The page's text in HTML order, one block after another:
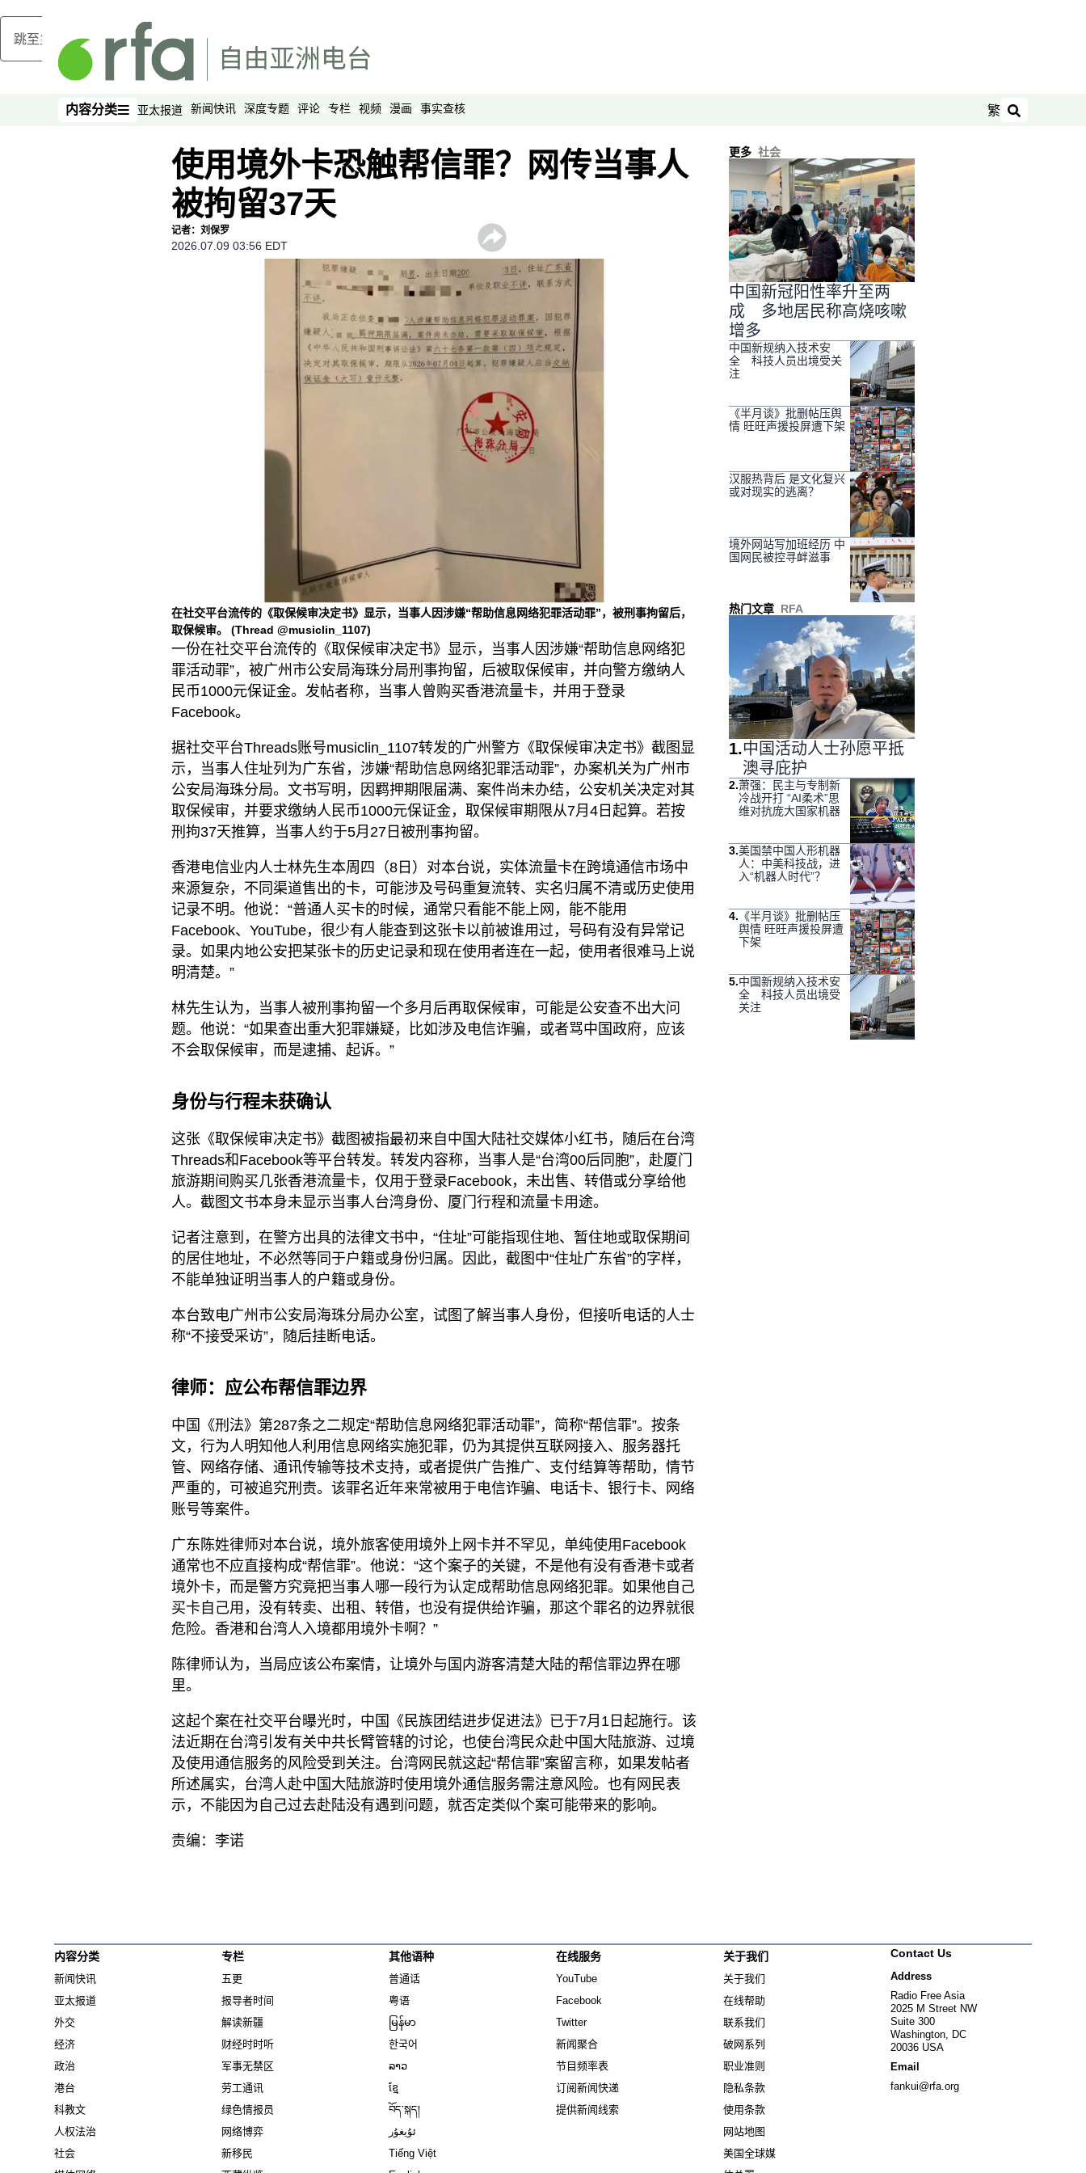
跳至主内容
内容分类
内容分类 亚太报道 新闻快讯 深度专题 评论 专栏 视频 漫画 事实查核 繁
搜索
观点
专题与访谈
使用境外卡恐触帮信罪？网传当事人
被拘留37天
记者：刘保罗
2026.07.09 03:56 EDT
在社交平台流传的《取保候审决定书》显示，当事人因涉嫌“帮助信息网络犯罪活动罪”，被刑事拘留后，
取保候审。 (Thread @musiclin_1107)
一份在社交平台流传的《取保候审决定书》显示，当事人因涉嫌“帮助信息网络犯
罪活动罪”，被广州市公安局海珠分局刑事拘留，后被取保候审，并向警方缴纳人
民币1000元保证金。发帖者称，当事人曾购买香港流量卡，并用于登录
Facebook。
据社交平台Threads账号musiclin_1107转发的广州警方《取保候审决定书》截图显
示，当事人住址列为广东省，涉嫌“帮助信息网络犯罪活动罪”，办案机关为广州市
公安局海珠分局。文书写明，因羁押期限届满、案件尚未办结，公安机关决定对其
取保候审，并要求缴纳人民币1000元保证金，取保候审期限从7月4日起算。若按
刑拘37天推算，当事人约于5月27日被刑事拘留。
香港电信业内人士林先生本周四（8日）对本台说，实体流量卡在跨境通信市场中
来源复杂，不同渠道售出的卡，可能涉及号码重复流转、实名归属不清或历史使用
记录不明。他说：“普通人买卡的时候，通常只看能不能上网，能不能用
Facebook、YouTube，很少有人能查到这张卡以前被谁用过，号码有没有异常记
录。如果内地公安把某张卡的历史记录和现在使用者连在一起，使用者很难马上说
明清楚。”
林先生认为，当事人被刑事拘留一个多月后再取保候审，可能是公安查不出大问
题。他说：“如果查出重大犯罪嫌疑，比如涉及电信诈骗，或者骂中国政府，应该
不会取保候审，而是逮捕、起诉。”
身份与行程未获确认
这张《取保候审决定书》截图被指最初来自中国大陆社交媒体小红书，随后在台湾
Threads和Facebook等平台转发。转发内容称，当事人是“台湾00后同胞”，赴厦门
旅游期间购买几张香港流量卡，仅用于登录Facebook，未出售、转借或分享给他
人。截图文书本身未显示当事人台湾身份、厦门行程和流量卡用途。
记者注意到，在警方出具的法律文书中，“住址”可能指现住地、暂住地或取保期间
的居住地址，不必然等同于户籍或身份归属。因此，截图中“住址广东省”的字样，
不能单独证明当事人的户籍或身份。
本台致电广州市公安局海珠分局办公室，试图了解当事人身份，但接听电话的人士
称“不接受采访”，随后挂断电话。
律师：应公布帮信罪边界
中国《刑法》第287条之二规定“帮助信息网络犯罪活动罪”，简称“帮信罪”。按条
文，行为人明知他人利用信息网络实施犯罪，仍为其提供互联网接入、服务器托
管、网络存储、通讯传输等技术支持，或者提供广告推广、支付结算等帮助，情节
严重的，可被追究刑责。该罪名近年来常被用于电信诈骗、电话卡、银行卡、网络
账号等案件。
广东陈姓律师对本台说，境外旅客使用境外上网卡并不罕见，单纯使用Facebook
通常也不应直接构成“帮信罪”。他说：“这个案子的关键，不是他有没有香港卡或者
境外卡，而是警方究竟把当事人哪一段行为认定成帮助信息网络犯罪。如果他自己
买卡自己用，没有转卖、出租、转借，也没有提供给诈骗，那这个罪名的边界就很
危险。香港和台湾人入境都用境外卡啊？”
陈律师认为，当局应该公布案情，让境外与国内游客清楚大陆的帮信罪边界在哪
里。
这起个案在社交平台曝光时，中国《民族团结进步促进法》已于7月1日起施行。该
法近期在台湾引发有关中共长臂管辖的讨论，也使台湾民众赴中国大陆旅游、过境
及使用通信服务的风险受到关注。台湾网民就这起“帮信罪”案留言称，如果发帖者
所述属实，台湾人赴中国大陆旅游时使用境外通信服务需注意风险。也有网民表
示，不能因为自己过去赴陆没有遇到问题，就否定类似个案可能带来的影响。
责编：李诺
更多 社会
中国新冠阳性率升至两
成 多地居民称高烧咳嗽
增多
中国新规纳入技术安
全 科技人员出境受关
注
《半月谈》批删帖压舆
情 旺旺声援投屏遭下架
汉服热背后 是文化复兴
或对现实的逃离？
境外网站写加班经历 中
国网民被控寻衅滋事
热门文章 RFA
1.中国活动人士孙愿平抵
澳寻庇护
2.萧强：民主与专制新
冷战开打 “AI柔术”思
维对抗庞大国家机器
3.美国禁中国人形机器
人：中美科技战，进
入“机器人时代”？
4. 《半月谈》批删帖压
舆情 旺旺声援投屏遭
下架
5.中国新规纳入技术安
全 科技人员出境受
关注
内容分类
新闻快讯
亚太报道
外交
经济
政治
港台
科教文
人权法治
社会
专栏
五更
报导者时间
解读新疆
财经时时听
军事无禁区
劳工通讯
绿色情报员
网络博弈
新移民
其他语种
普通话
粤语
မြန်မာ
한국어
ລາວ
ខ្មែ
བོད་སྐད།
ئۇيغۇر
Tiếng Việt
在线服务
YouTube
Facebook
Twitter
新闻聚合
节目频率表
订阅新闻快递
提供新闻线索
关于我们
关于我们
在线帮助
联系我们
破网系列
职业准则
隐私条款
使用条款
网站地图
美国全球媒
Contact Us
Address
Radio Free Asia
2025 M Street NW
Suite 300
Washington, DC
20036 USA
Email
fankui@rfa.org